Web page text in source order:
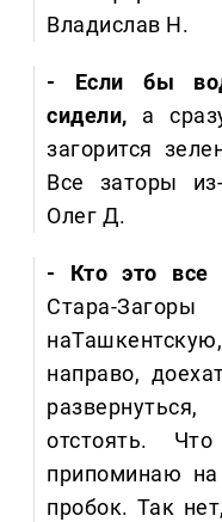
Владислав Н.
- Если бы
сидели, а
загорится
Все заторы
Олег Д.
- Кто это все
Стара-
направо,
отстоять.
припоминаю
пробок. Так